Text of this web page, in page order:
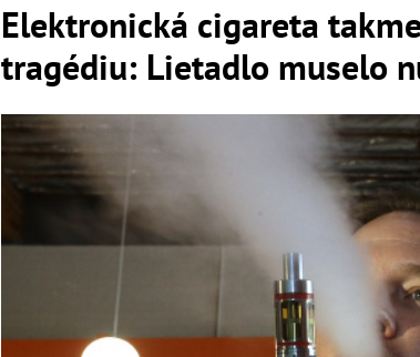
Elektronická cigareta
tragédiu: Lietadlo muselo